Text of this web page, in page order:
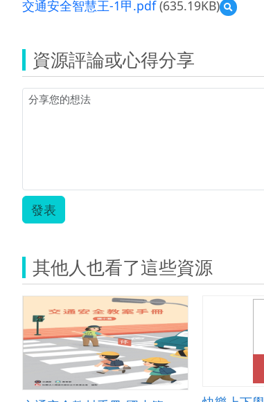
交通安全智慧王-1甲.pdf(635.19KB)
預
覽
智
資源評論或心得分享
發表
其他人也看了這些資源